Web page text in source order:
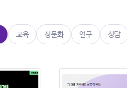
생존자 역량강화
여성·인권·국제연대
교육 성문화 연구 상담